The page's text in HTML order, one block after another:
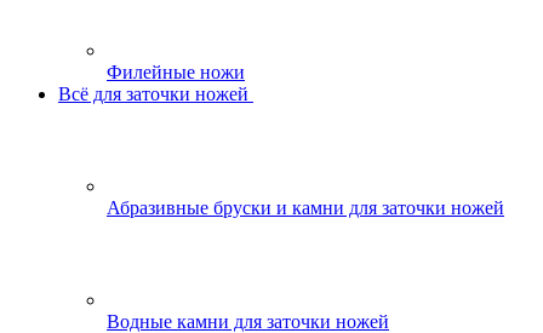
Филейные ножи
Всё для заточки ножей
Абразивные бруски и камни для заточки ножей
Водные камни для заточки ножей